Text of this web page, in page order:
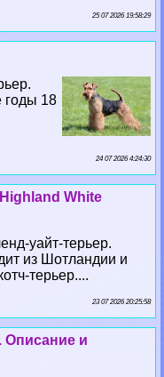
25 07 2026 19:58:29
годы 18
24 07 2026 4:24:30
White
уайт-терьер.
из Шотландии и
терьер....
23 07 2026 20:25:58
Описание и